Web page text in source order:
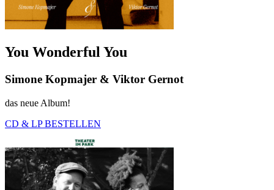
You Wonderful You
Simone Kopmajer & Viktor Gernot
das neue Album!
CD & LP BESTELLEN